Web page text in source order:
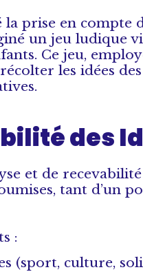
prise en compte
un jeu ludique
Ce jeu,
les idées
des
et de
tant d’un
:
(sport, culture,